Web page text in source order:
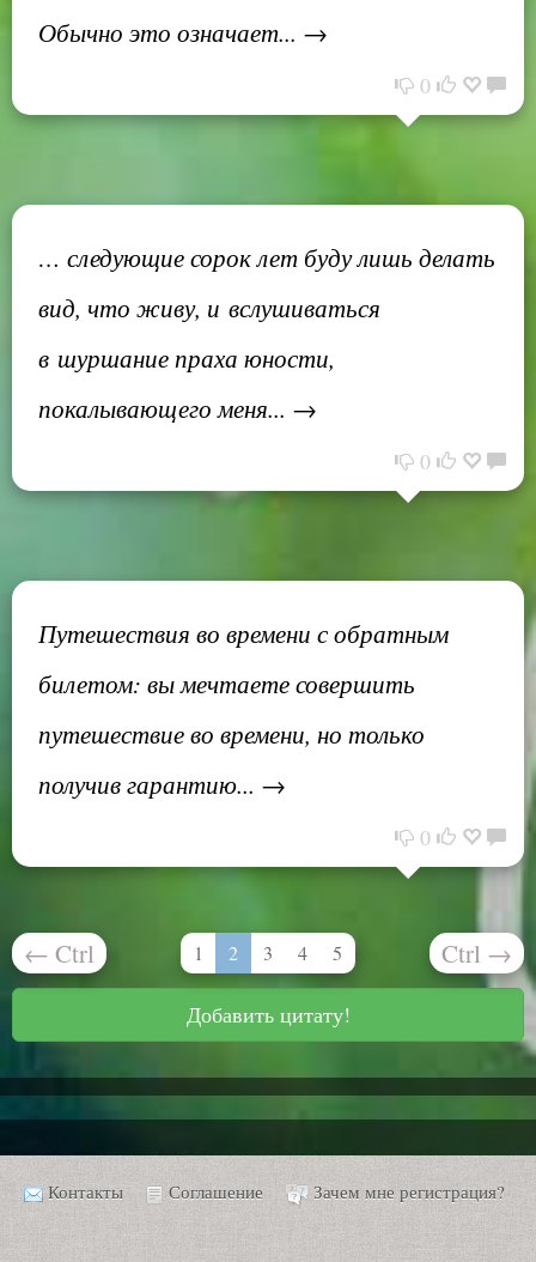
Обычно это означает... →
0
… следующие сорок лет буду лишь делать
вид, что живу, и вслушиваться
в шуршание праха юности,
покалывающего меня... →
0
Путешествия во времени с обратным
билетом: вы мечтаете совершить
путешествие во времени, но только
получив гарантию... →
0
← Ctrl 1 2 3 4 5 Ctrl →
Добавить цитату!
Контакты Соглашение Зачем мне регистрация?